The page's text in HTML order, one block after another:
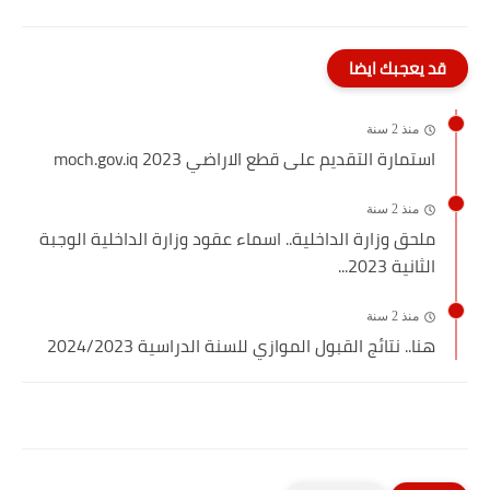
قد يعجبك ايضا
منذ 2 سنة
استمارة التقديم على قطع الاراضي 2023 moch.gov.iq
منذ 2 سنة
ملحق وزارة الداخلية.. اسماء عقود وزارة الداخلية الوجبة
الثانية 2023...
منذ 2 سنة
هنا.. نتائج القبول الموازي للسنة الدراسية 2024/2023